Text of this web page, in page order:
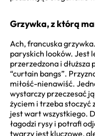
Grzywka, z którą
Ach, francuska
paryskich looków. Jest
przerzedzona i dłuższa
“curtain bangs”.
miłość-nienawiść.
wystarczy przeczesać
życiem i trzeba stoczyć
jest wart wszystkiego.
łagodzi rysy i potrafi
twarzy jest kluczowe,